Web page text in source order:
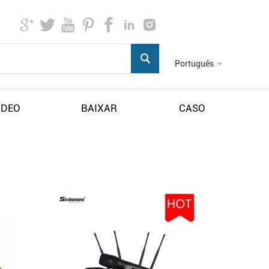
Português
BAIXAR CASO